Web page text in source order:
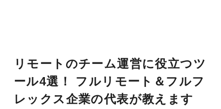
リモートのチーム運営に役立つツ
ール4選！ フルリモート＆フルフ
レックス企業の代表が教えます